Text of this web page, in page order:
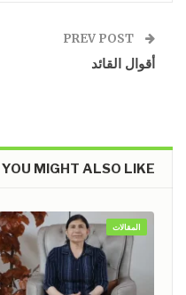
أقوال القائد
YOU MIGHT ALSO LIKE
المقالات